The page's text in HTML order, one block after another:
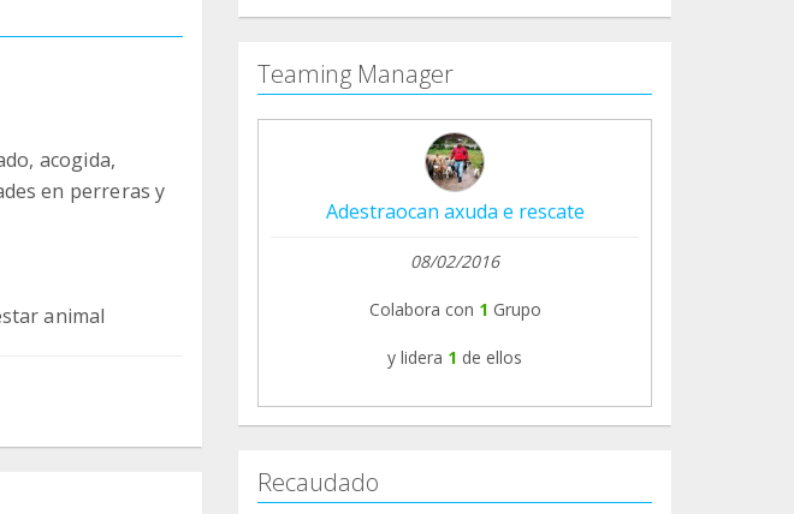
acogida,
en perreras y
animal
Teaming Manager
Adestraocan axuda e rescate
08/02/2016
Colabora con 1 Grupo
y lidera 1 de ellos
Recaudado